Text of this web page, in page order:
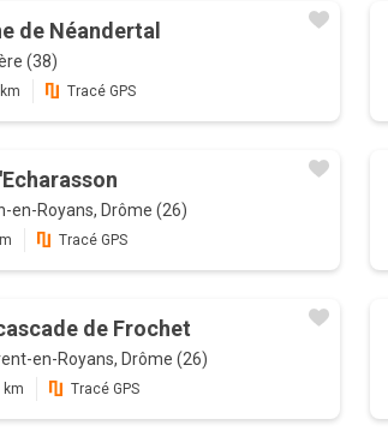
de Néandertal
(38)
Tracé GPS
en-Royans, Drôme (26)
Tracé GPS
de Frochet
en-Royans, Drôme (26)
km Tracé GPS